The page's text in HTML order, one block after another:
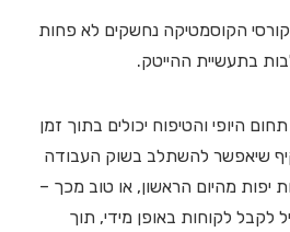
קורסי הקוסמטיקה נחשקים לא פחות
בתעשיית ההייטק.
היופי והטיפוח יכולים בתוך זמן
שיאפשר להשתלב בשוק העבודה
יפות מהיום הראשון, או טוב מכך –
לקוחות באופן מידי, תוך